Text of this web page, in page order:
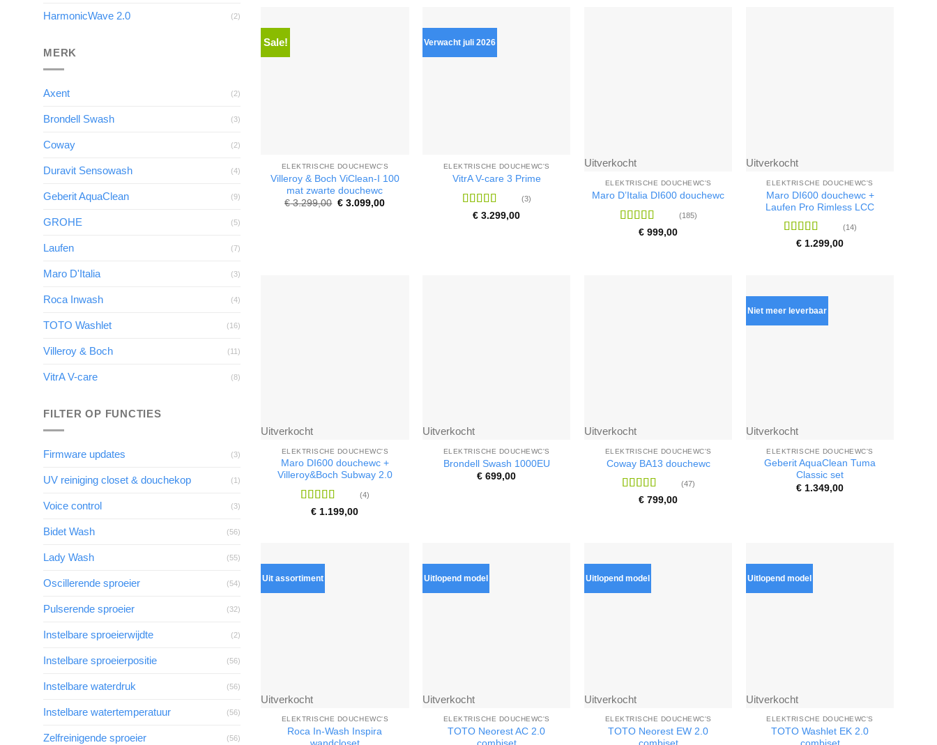
HarmonicWave 2.0 (2)
MERK
Axent (2)
Brondell Swash (3)
Coway (2)
Duravit Sensowash (4)
Geberit AquaClean (9)
GROHE (5)
Laufen (7)
Maro D'Italia (3)
Roca Inwash (4)
TOTO Washlet (16)
Villeroy & Boch (11)
VitrA V-care (8)
FILTER OP FUNCTIES
Firmware updates (3)
UV reiniging closet & douchekop (1)
Voice control (3)
Bidet Wash (56)
Lady Wash (55)
Oscillerende sproeier (54)
Pulserende sproeier (32)
Instelbare sproeierwijdte (2)
Instelbare sproeierpositie (56)
Instelbare waterdruk (56)
Instelbare watertemperatuur (56)
Zelfreinigende sproeier (56)
Sale!
ELEKTRISCHE DOUCHEWC'S
Villeroy & Boch ViClean-I 100
mat zwarte douchewc
€3.299,00 Oorspronkelijke
€ 3.099,00Huidige
Verwacht juli 2026
ELEKTRISCHE DOUCHEWC'S
VitrA V-care 3 Prime
Waardering
(3)
€ 3.299,00
Uitverkocht
ELEKTRISCHE DOUCHEWC'S
Maro D’Italia DI600 douchewc
Waardering
(185)
€ 999,00
Uitverkocht
ELEKTRISCHE DOUCHEWC'S
Maro DI600 douchewc +
Laufen Pro Rimless LCC
Waardering
(14)
€ 1.299,00
Uitverkocht
ELEKTRISCHE DOUCHEWC'S
Maro DI600 douchewc +
Villeroy&Boch Subway 2.0
Waardering
(4)
€ 1.199,00
Uitverkocht
ELEKTRISCHE DOUCHEWC'S
Brondell Swash 1000EU
€ 699,00
Uitverkocht
ELEKTRISCHE DOUCHEWC'S
Coway BA13 douchewc
Waardering
(47)
€ 799,00
Niet meer leverbaar
Uitverkocht
ELEKTRISCHE DOUCHEWC'S
Geberit AquaClean Tuma
Classic set
€ 1.349,00
Uit assortiment
Uitverkocht
ELEKTRISCHE DOUCHEWC'S
Roca In-Wash Inspira
Uitlopend model
Uitverkocht
ELEKTRISCHE DOUCHEWC'S
TOTO Neorest AC 2.0
Uitlopend model
Uitverkocht
ELEKTRISCHE DOUCHEWC'S
TOTO Neorest EW 2.0
Uitlopend model
Uitverkocht
ELEKTRISCHE DOUCHEWC'S
TOTO Washlet EK 2.0